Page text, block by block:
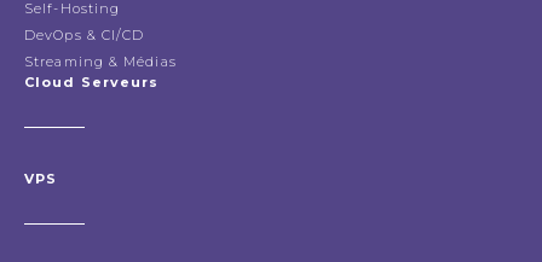
Self-Hosting
DevOps & CI/CD
Streaming & Médias
Cloud Serveurs
VPS